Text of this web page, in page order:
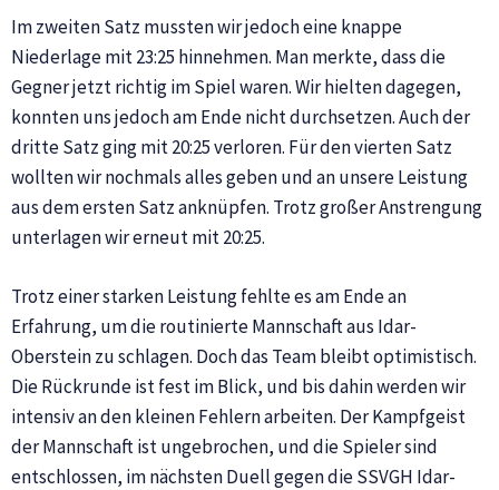
Im zweiten Satz mussten wir jedoch eine knappe
Niederlage mit 23:25 hinnehmen. Man merkte, dass die
Gegner jetzt richtig im Spiel waren. Wir hielten dagegen,
konnten uns jedoch am Ende nicht durchsetzen. Auch der
dritte Satz ging mit 20:25 verloren. Für den vierten Satz
wollten wir nochmals alles geben und an unsere Leistung
aus dem ersten Satz anknüpfen. Trotz großer Anstrengung
unterlagen wir erneut mit 20:25.
Trotz einer starken Leistung fehlte es am Ende an
Erfahrung, um die routinierte Mannschaft aus Idar-
Oberstein zu schlagen. Doch das Team bleibt optimistisch.
Die Rückrunde ist fest im Blick, und bis dahin werden wir
intensiv an den kleinen Fehlern arbeiten. Der Kampfgeist
der Mannschaft ist ungebrochen, und die Spieler sind
entschlossen, im nächsten Duell gegen die SSVGH Idar-